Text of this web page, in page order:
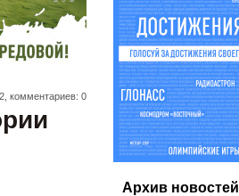
комментариев: 0
Архив новостей